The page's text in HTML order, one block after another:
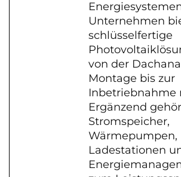
Unternehmen
schlüsselfertige
von der
Montage bis zur
Inbetriebnahme
Ergänzend
Stromspeicher,
Wärmepumpen,
Ladestationen